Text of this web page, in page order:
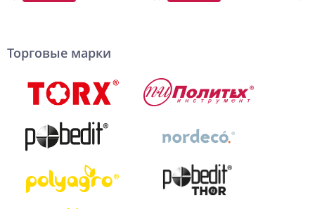
Торговые марки